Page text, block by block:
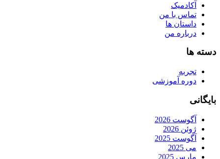
آکادمیک
تماس با من
داستان ها
درباره من
دسته ها
تجربه
دوره آموزشی
بایگانی
آگوست 2026
ژوئن 2026
آگوست 2025
می 2025
مارس 2025